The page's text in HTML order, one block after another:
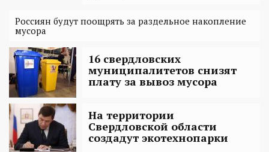
Россиян будут поощрять за раздельное накопление
мусора
16 свердловских
муниципалитетов снизят
плату за вывоз мусора
На территории
Свердловской области
создадут экотехнопарки